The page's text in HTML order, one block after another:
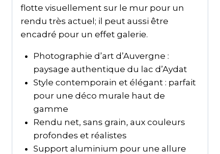
flotte visuellement sur le mur pour un
rendu très actuel; il peut aussi être
encadré pour un effet galerie.
Photographie d’art d’Auvergne :
paysage authentique du lac d’Aydat
Style contemporain et élégant : parfait
pour une déco murale haut de
gamme
Rendu net, sans grain, aux couleurs
profondes et réalistes
Support aluminium pour une allure